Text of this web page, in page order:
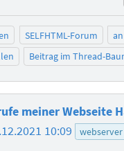
SELFHTML-Forum
Beitrag im Thread-
meiner Webseite
10:09 webserver